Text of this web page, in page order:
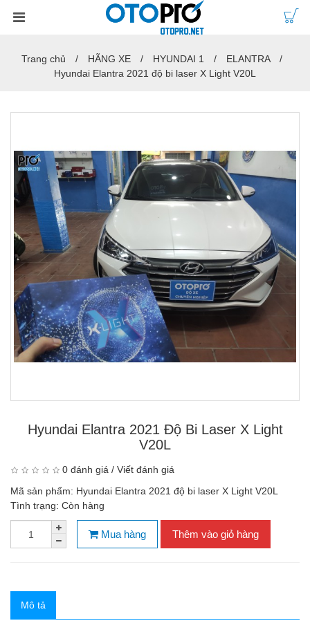
Trang chủ HÃNG XE HYUNDAI 1
ELANTRA
Hyundai Elantra 2021 độ bi laser X Light V20L
Hyundai Elantra 2021 Độ Bi Laser X Light
V20L
0 đánh giá / Viết đánh giá
Mã sản phẩm: Hyundai Elantra 2021 độ bi laser X Light V20L
Tình trạng: Còn hàng
Mua hàng Thêm vào giỏ hàng
Mô tả